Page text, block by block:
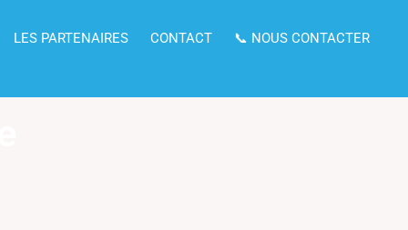
LES PARTENAIRES CONTACT 📞 NOUS CONTACTER